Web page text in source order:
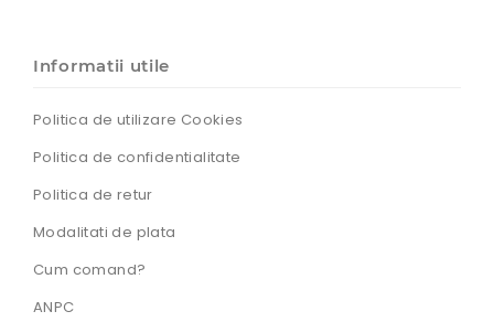
Informatii utile
Politica de utilizare Cookies
Politica de confidentialitate
Politica de retur
Modalitati de plata
Cum comand?
ANPC